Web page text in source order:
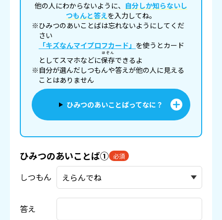
他の人にわからないように、 自分しか知らないし
つもんと答えを入力してね。
※ひみつのあいことばは忘れないようにしてくだ
さい
「キズなんマイプロフカード」 を使うとカード
としてスマホなどに保存
ほぞん
できるよ
※自分が選んだしつもんや答えが他の人に見える
ことはありません
ひみつのあいことばってなに？
ひみつのあいことば① 必須
しつもん
答え